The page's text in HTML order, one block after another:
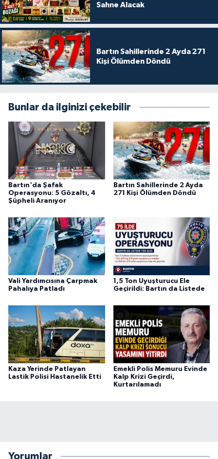
Sahne Alacak
Bartın Sahillerinde 2 Ayda 271
Kişi Ölümden Döndü
Bunlar da ilginizi çekebilir
Bartın'da Şafak
Operasyonu: 5 Gözaltı, 4
Şüpheli Aranıyor
Bartın Sahillerinde 2 Ayda
271 Kişi Ölümden Döndü
Vali Yardımcısına Çarpmak
Pahalıya Patladı
1,5 Ton Uyuşturucu Ele
Geçirildi: Bartın da Listede
Kaza Yerinde Patlayan
Lastik Polisi Hastanelik Etti
Emekli Polis Memuru Evinde
Kalp Krizi Geçirdi,
Kurtarılamadı
Yorumlar